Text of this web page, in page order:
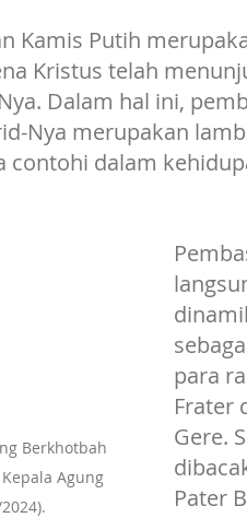
Kamis Putih
Kristus telah
Dalam hal ini,
Nya merupakan
contohi dalam
Berkhotbah
Agung
para
Frater
Gere.
Pater